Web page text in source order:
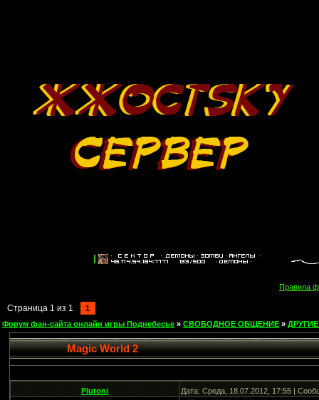
Правила
Страница 1 из 1
1
Форум фан-сайта онлайн игры Поднебесье » СВОБОДНОЕ ОБЩЕНИЕ »
Magic World 2
Plutoni Дата: Среда, 18.07.2012, 17:55 |